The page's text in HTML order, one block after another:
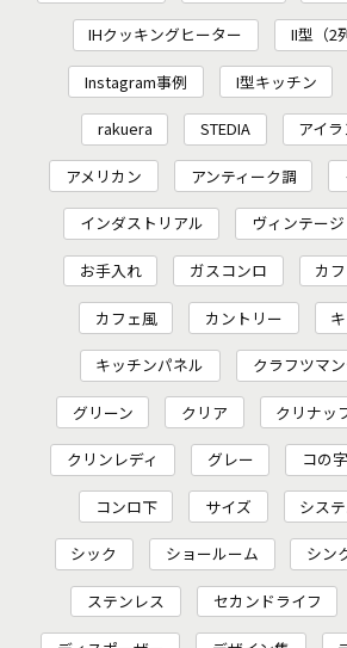
IHクッキングヒーター II型（2
Instagram事例 I型キッチン
rakuera STEDIA アイ
アメリカン アンティーク調
インダストリアル ヴィンテージ
お手入れ ガスコンロ カ
カフェ風 カントリー
キッチンパネル クラフツマ
グリーン クリア クリナッ
クリンレディ グレー コの
コンロ下 サイズ シス
シック ショールーム シン
ステンレス セカンドライフ